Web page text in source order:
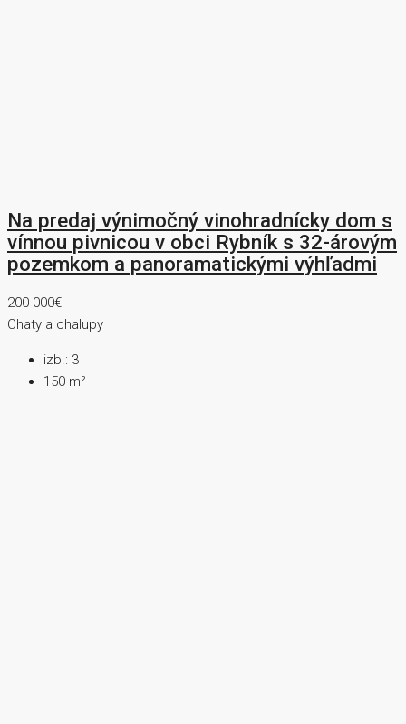
Na predaj výnimočný vinohradnícky dom s
vínnou pivnicou v obci Rybník s 32-árovým
pozemkom a panoramatickými výhľadmi
200 000€
Chaty a chalupy
izb.: 3
150 m²